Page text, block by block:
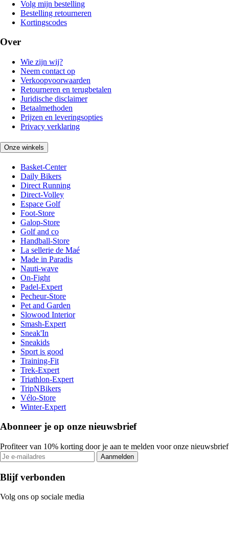
Volg mijn bestelling
Bestelling retourneren
Kortingscodes
Over
Wie zijn wij?
Neem contact op
Verkoopvoorwaarden
Retourneren en terugbetalen
Juridische disclaimer
Betaalmethoden
Prijzen en leveringsopties
Privacy verklaring
Onze winkels
Basket-Center
Daily Bikers
Direct Running
Direct-Volley
Espace Golf
Foot-Store
Galop-Store
Golf and co
Handball-Store
La sellerie de Maé
Made in Paradis
Nauti-wave
On-Fight
Padel-Expert
Pecheur-Store
Pet and Garden
Slowood Interior
Smash-Expert
Sneak'In
Sneakids
Sport is good
Training-Fit
Trek-Expert
Triathlon-Expert
TripNBikers
Vélo-Store
Winter-Expert
Abonneer je op onze nieuwsbrief
Profiteer van 10% korting door je aan te melden voor onze nieuwsbrief
Aanmelden
Blijf verbonden
Volg ons op sociale media